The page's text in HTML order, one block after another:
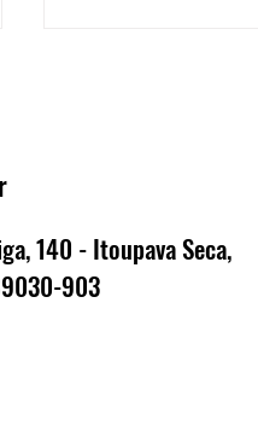
Fritz Müller marca
na Fenabrave,
140 - Itoupava Seca,
903